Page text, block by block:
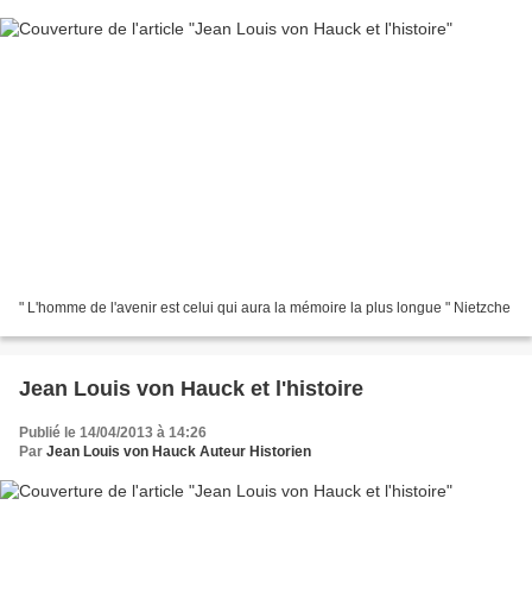
" L'homme de l'avenir est celui qui aura la mémoire la plus longue " Nietzche
Jean Louis von Hauck et l'histoire
Publié le 14/04/2013 à 14:26
Par Jean Louis von Hauck Auteur Historien